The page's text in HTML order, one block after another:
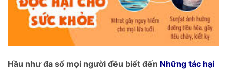
Hầu như đa số mọi người đều biết đến Những tác hại